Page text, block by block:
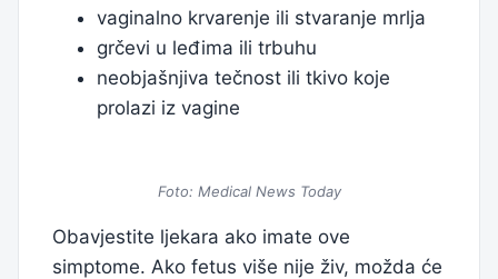
vaginalno krvarenje ili stvaranje mrlja
grčevi u leđima ili trbuhu
neobjašnjiva tečnost ili tkivo koje
prolazi iz vagine
Foto: Medical News Today
Obavjestite ljekara ako imate ove
simptome. Ako fetus više nije živ, možda će